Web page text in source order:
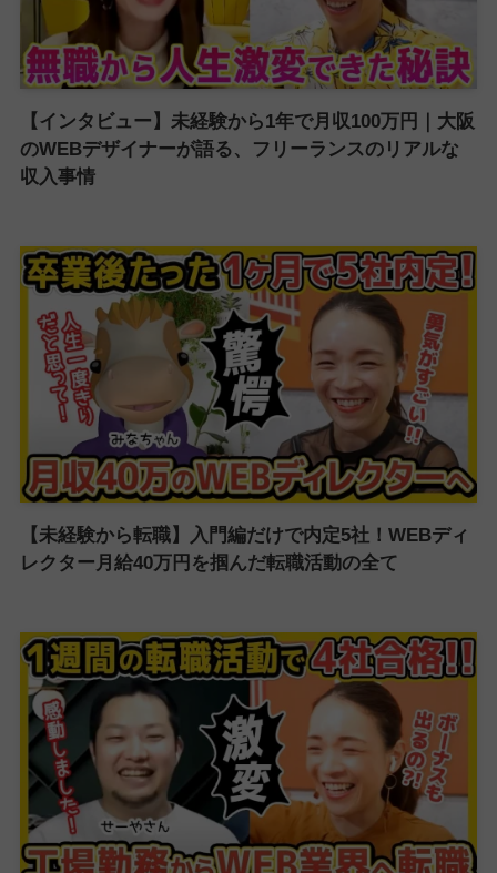
【インタビュー】未経験から1年で月収100万円｜大阪
のWEBデザイナーが語る、フリーランスのリアルな
収入事情
【未経験から転職】入門編だけで内定5社！WEBディ
レクター月給40万円を掴んだ転職活動の全て